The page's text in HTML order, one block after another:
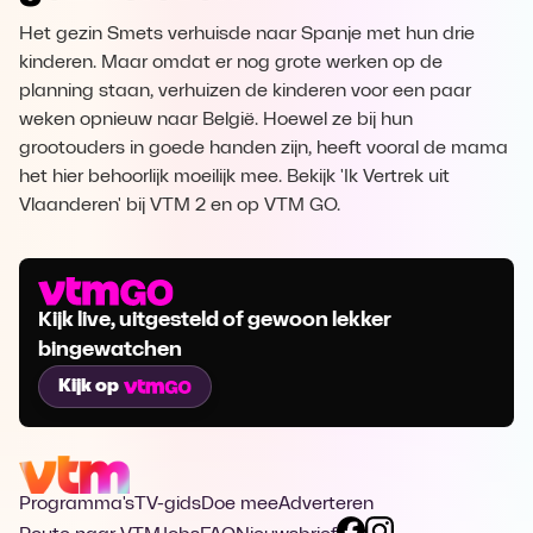
Het gezin Smets verhuisde naar Spanje met hun drie
kinderen. Maar omdat er nog grote werken op de
planning staan, verhuizen de kinderen voor een paar
weken opnieuw naar België. Hoewel ze bij hun
grootouders in goede handen zijn, heeft vooral de mama
het hier behoorlijk moeilijk mee. Bekijk 'Ik Vertrek uit
Vlaanderen' bij VTM 2 en op VTM GO.
Kijk live, uitgesteld of gewoon lekker
bingewatchen
Kijk op
Programma's TV-gidsDoe meeAdverteren